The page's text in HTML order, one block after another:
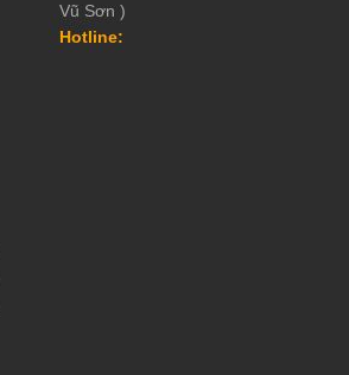
Vũ Sơn )
Hotline: